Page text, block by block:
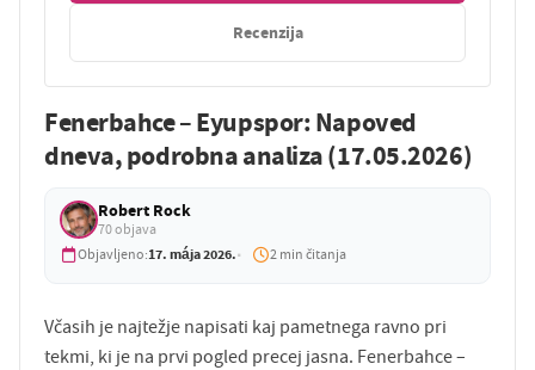
Recenzija
Fenerbahce – Eyupspor: Napoved
dneva, podrobna analiza (17.05.2026)
Robert Rock
70 objava
Objavljeno:17. mája 2026. 2 min čitanja
Včasih je najtežje napisati kaj pametnega ravno pri
tekmi, ki je na prvi pogled precej jasna. Fenerbahce –